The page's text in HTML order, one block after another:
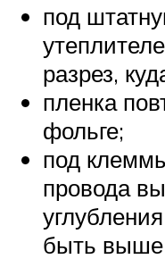
под
разрез,
пленка
фольге;
под
провода
быть выше